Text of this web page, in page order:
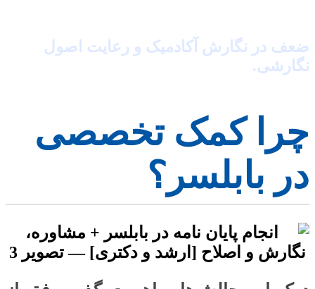
ضعف در نگارش آکادمیک و رعایت اصول
نگارشی.
چرا کمک تخصصی
در بابلسر؟